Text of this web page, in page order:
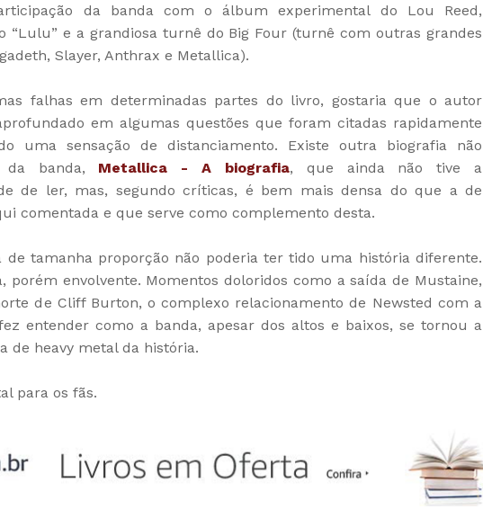
da banda com o álbum experimental do Lou Reed,
“Lulu” e a grandiosa turnê do Big Four (turnê com outras grandes
Slayer, Anthrax e Metallica).
falhas em determinadas partes do livro, gostaria que o autor
em algumas questões que foram citadas rapidamente
uma sensação de distanciamento. Existe outra biografia não
da banda,
Metallica - A biografia, que ainda não tive a
de ler, mas, segundo críticas, é bem mais densa do que a de
comentada e que serve como complemento desta.
de tamanha proporção não poderia ter tido uma história diferente.
porém envolvente. Momentos doloridos como a saída de Mustaine,
de Cliff Burton, o complexo relacionamento de Newsted com a
entender como a banda, apesar dos altos e baixos, se tornou a
de heavy metal da história.
para os fãs.